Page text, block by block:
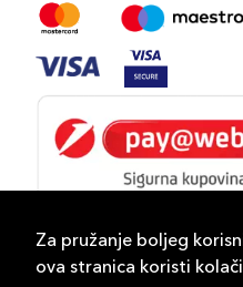
Za pružanje boljeg
ova stranica koristi